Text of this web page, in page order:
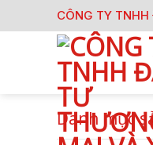
to
CÔNG TY
Danh mục